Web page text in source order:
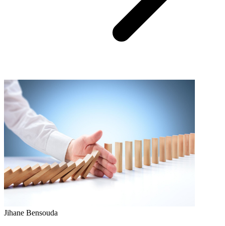
Jihane Bensouda